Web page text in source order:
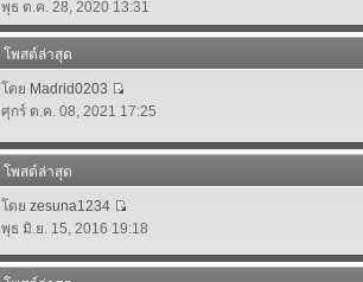
พุธ ต.ค. 28, 2020 13:31
โพสต์ล่าสุด
โดย Madrid0203
ศุกร์ ต.ค. 08, 2021 17:25
โพสต์ล่าสุด
โดย zesuna1234
พุธ มิ.ย. 15, 2016 19:18